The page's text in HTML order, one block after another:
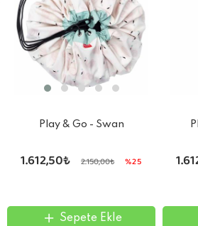
Play & Go - Swan
1.612,50₺ 2.150,00₺ %25
Sepete Ekle